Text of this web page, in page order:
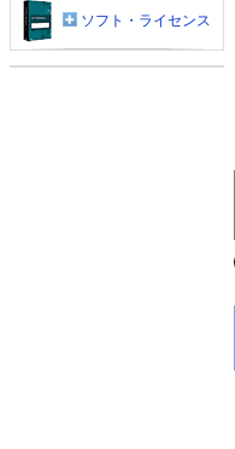
ソフト・ライセンス